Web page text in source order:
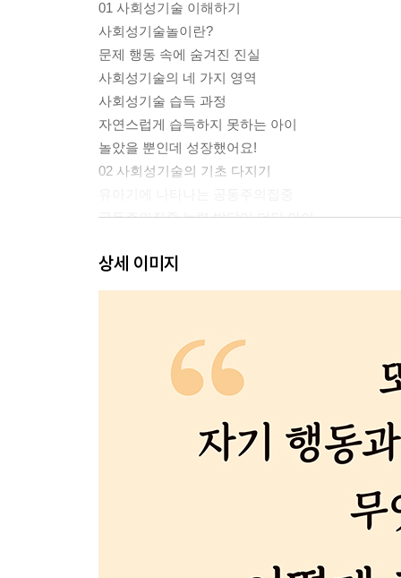
01 사회성기술 이해하기
사회성기술놀이란?
문제 행동 속에 숨겨진 진실
사회성기술의 네 가지 영역
사회성기술 습득 과정
자연스럽게 습득하지 못하는 아이
놀았을 뿐인데 성장했어요!
02 사회성기술의 기초 다지기
공동주의집중 능력 발달이 더딘 아이
놀이 중에 자연스럽게 눈 맞추기
03 어른의 세심한 관리가 필요한 유아기
발달 단계에 따른 놀이와 사회성기술
04 아이의 ‘마음 관리 코치’ 되기
대화를 통해 아이에게 맞는 관리법 찾기
자신을 파악하고 적극적으로 표현하기
어려움과 스트레스를 극복하기 위한 회복력 키우기
ASD의 특성과 사회성기술을 습득하기 위한 지원
상세 이미지